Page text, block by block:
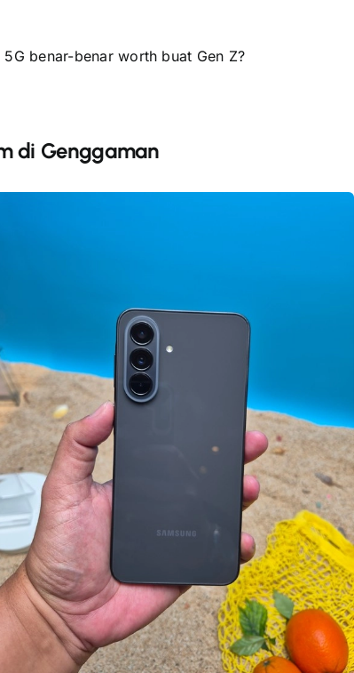
benar-benar worth buat Gen Z?
di Genggaman